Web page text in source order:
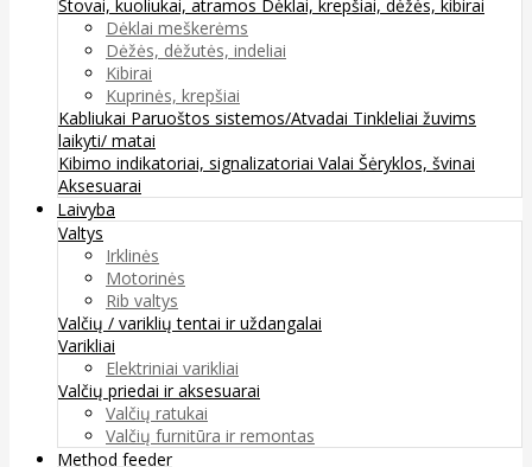
Stovai, kuoliukai, atramos Dėklai, krepšiai, dėžės, kibirai
Dėklai meškerėms
Dėžės, dėžutės, indeliai
Kibirai
Kuprinės, krepšiai
Kabliukai Paruoštos sistemos/Atvadai Tinkleliai žuvims
laikyti/ matai
Kibimo indikatoriai, signalizatoriai Valai Šėryklos, švinai
Aksesuarai
Laivyba
Valtys
Irklinės
Motorinės
Rib valtys
Valčių / variklių tentai ir uždangalai
Varikliai
Elektriniai varikliai
Valčių priedai ir aksesuarai
Valčių ratukai
Valčių furnitūra ir remontas
Method feeder